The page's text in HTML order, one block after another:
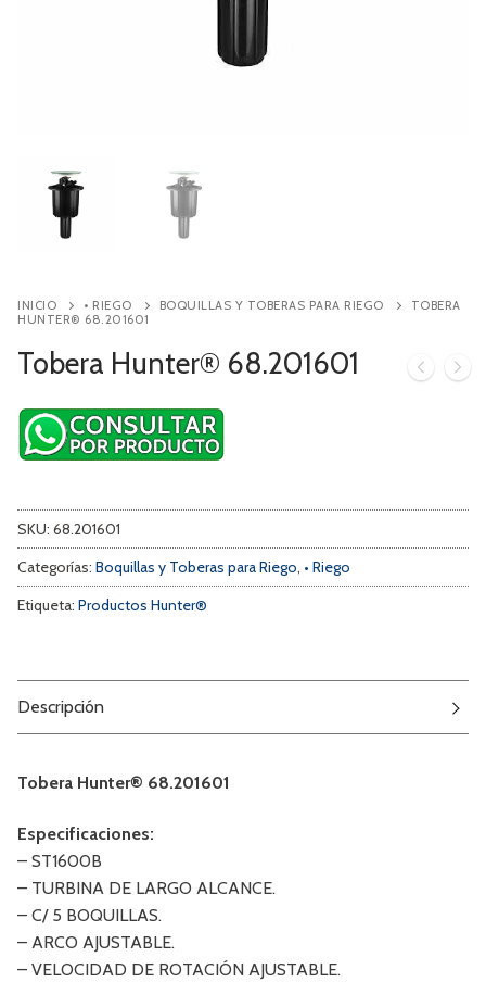
Contacto
INICIO • RIEGO BOQUILLAS Y TOBERAS PARA RIEGO
TOBERA
HUNTER® 68.201601
Tobera Hunter® 68.201601
SKU: 68.201601
Categorías: Boquillas y Toberas para Riego, • Riego
Etiqueta: Productos Hunter®
Descripción
Tobera Hunter® 68.201601
Especificaciones:
– ST1600B
– TURBINA DE LARGO ALCANCE.
– C/ 5 BOQUILLAS.
– ARCO AJUSTABLE.
– VELOCIDAD DE ROTACIÓN AJUSTABLE.